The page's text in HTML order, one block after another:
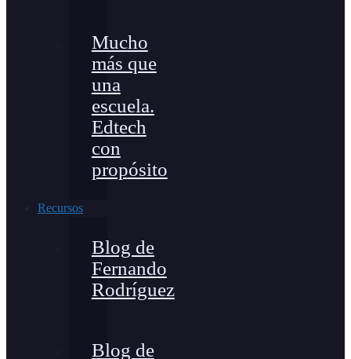
Mucho
más que
una
escuela.
Edtech
con
propósito
Recursos
Blog de
Fernando
Rodríguez
Blog de